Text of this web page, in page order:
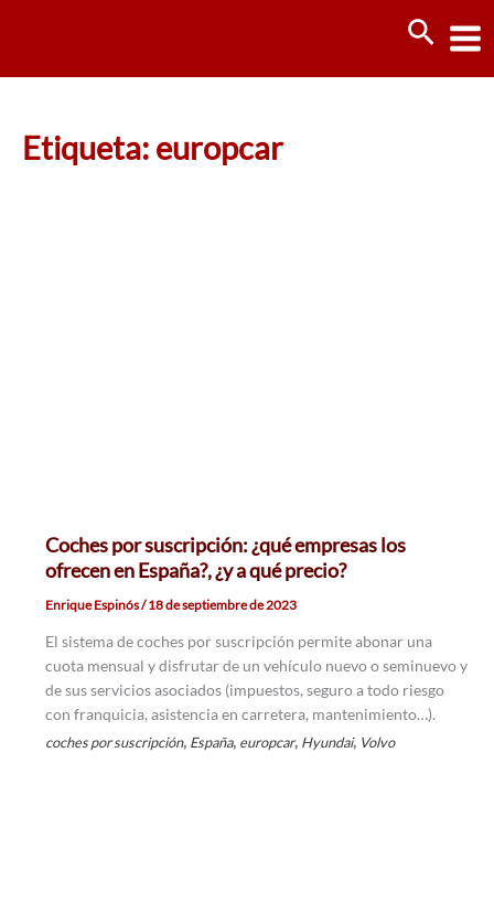
Etiqueta: europcar
Coches por suscripción: ¿qué empresas los
ofrecen en España?, ¿y a qué precio?
Enrique Espinós/18 de septiembre de 2023
El sistema de coches por suscripción permite abonar una
cuota mensual y disfrutar de un vehículo nuevo o seminuevo y
de sus servicios asociados (impuestos, seguro a todo riesgo
con franquicia, asistencia en carretera, mantenimiento…).
coches por suscripción, España, europcar, Hyundai, Volvo